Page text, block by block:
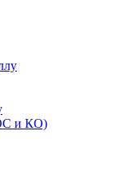
и КО)